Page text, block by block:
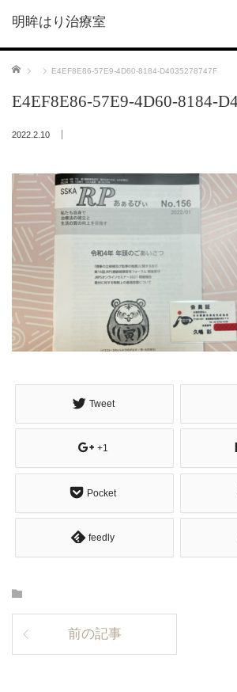
明眸はり治療室
ホーム E4EF8E86-57E9-4D60-8184-D4035278747F
E4EF8E86-57E9-4D60-8184-
2022.2.10
Tweet
+1
Pocket
feedly
前の記事